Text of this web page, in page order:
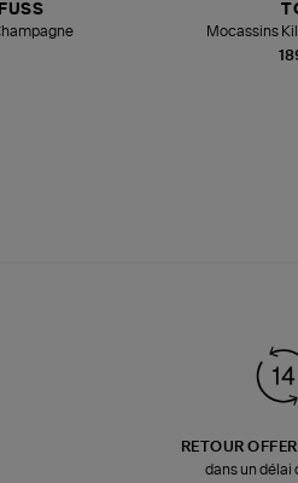
Mocassins
RETOUR
dans un délai